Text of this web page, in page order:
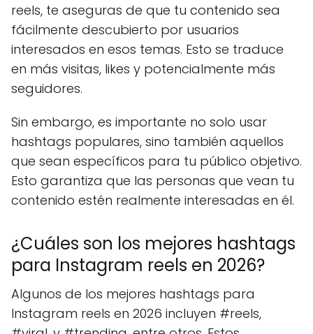
reels, te aseguras de que tu contenido sea
fácilmente descubierto por usuarios
interesados en esos temas. Esto se traduce
en más visitas, likes y potencialmente más
seguidores.
Sin embargo, es importante no solo usar
hashtags populares, sino también aquellos
que sean específicos para tu público objetivo.
Esto garantiza que las personas que vean tu
contenido estén realmente interesadas en él.
¿Cuáles son los mejores hashtags
para Instagram reels en 2026?
Algunos de los mejores hashtags para
Instagram reels en 2026 incluyen #reels,